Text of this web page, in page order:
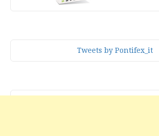
Tweets by Pontifex_it